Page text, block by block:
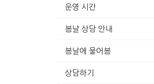
운영 시간
봄날 상담 안내
봄날에 물어봄
상담하기